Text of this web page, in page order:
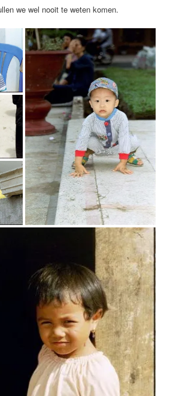
we wel nooit te weten komen.